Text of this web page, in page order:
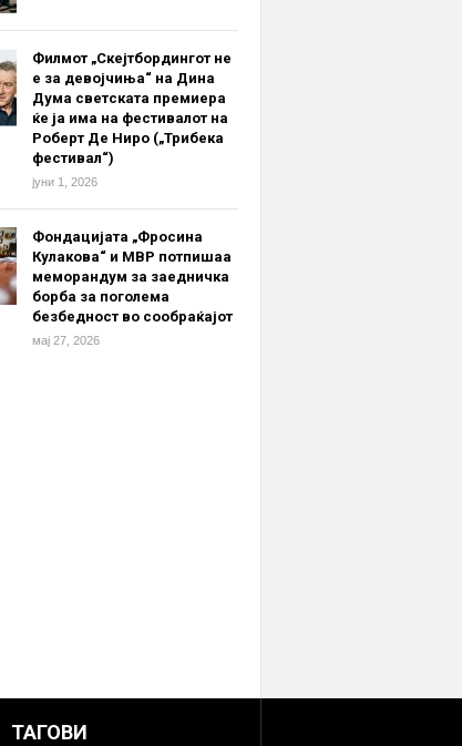
Филмот „Скејтбордингот не
е за девојчиња“ на Дина
Дума светската премиера
ќе ја има на фестивалот на
Роберт Де Ниро („Трибека
фестивал“)
јуни 1, 2026
Фондацијата „Фросина
Кулакова“ и МВР потпишаа
меморандум за заедничка
борба за поголема
безбедност во сообраќајот
мај 27, 2026
ТАГОВИ